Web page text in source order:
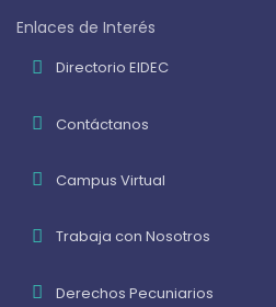
Enlaces de Interés
Directorio EIDEC
Contáctanos
Campus Virtual
Trabaja con Nosotros
Derechos Pecuniarios